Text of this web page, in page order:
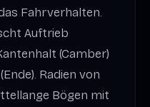
Fahrverhalten.
Auftrieb
(Camber)
Radien von
Bögen mit